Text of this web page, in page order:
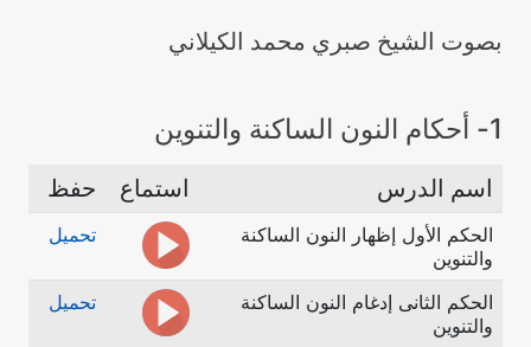
بصوت الشيخ صبري محمد الكيلاني
1- أحكام النون الساكنة والتنوين
اسم الدرس استماع حفظ
الحكم الأول إظهار النون الساكنة
والتنوين
تحميل
الحكم الثانى إدغام النون الساكنة
والتنوين
تحميل